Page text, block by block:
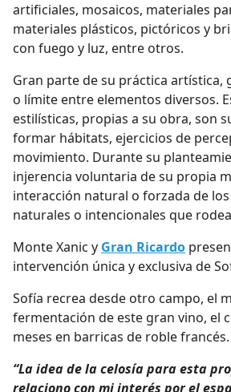
artificiales, mosaicos, materiales
materiales plásticos, pictóricos y
con fuego y luz, entre otros.
Gran parte de su práctica artística,
o límite entre elementos diversos.
estilísticas, propias a su obra, son
formar hábitats, ejercicios de
movimiento. Durante su
injerencia voluntaria de su propia
interacción natural o forzada de
naturales o intencionales que
Monte Xanic y Gran Ricardo
intervención única y exclusiva de
Sofía recrea desde otro campo, el
fermentación de este gran vino, el
meses en barricas de roble francés.
“La idea de la celosía para esta
relaciono con mi interés por el